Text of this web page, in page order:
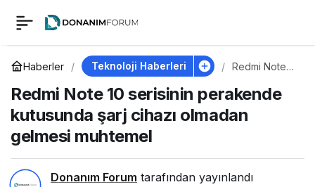
Haberler Teknoloji Haberleri
Redmi Note
perakende
kutusunda
şarj cihazı
Redmi Note 10 serisinin perakende
kutusunda şarj cihazı olmadan
gelmesi muhtemel
Donanım Forum tarafından yayınlandı
Redmi Note 10
serisinin perakende
kutusunda şarj cihazı
olmadan gelmesi
muhtemel